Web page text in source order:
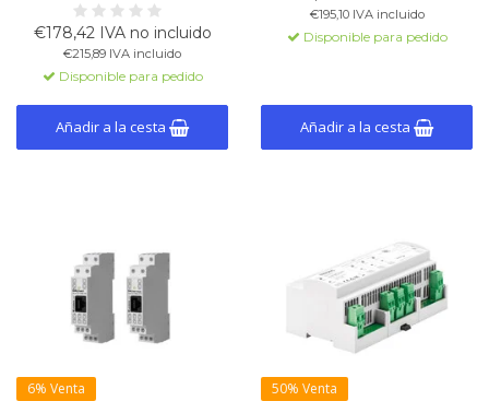
medianos, fácil de integrar.
Compatible con Tridonic y otros
dispositivos DALI/DALI-2.
Actualizaciones de firmware
por Bluetooth. 4 entradas para
interruptores, alimentación por
línea DALI. Compact
€178,42 IVA no incluido
€215,89 IVA incluido
Disponible para pedido
Añadir a la cesta
DALI. La salida forma una
sublínea DALI. Disponible en 3
variantes de carcasa.
€195,10 IVA incluido
Disponible para pedido
Añadir a la cesta
6% Venta 50% Venta